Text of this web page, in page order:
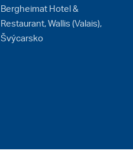
Bergheimat Hotel &
Restaurant, Wallis (Valais),
Švýcarsko